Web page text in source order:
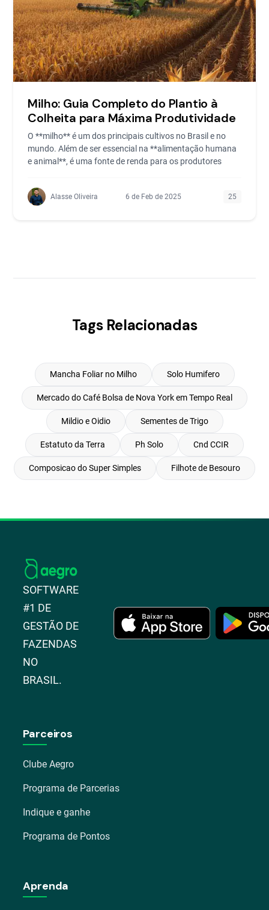
Milho: Guia Completo do Plantio à
Colheita para Máxima Produtividade
O **milho** é um dos principais cultivos no Brasil e no
mundo. Além de ser essencial na **alimentação humana
e animal**, é uma fonte de renda para os produtores
Alasse Oliveira 6 de Feb de 2025 25
Tags Relacionadas
Mancha Foliar no Milho Solo Humifero
Mercado do Café Bolsa de Nova York em Tempo Real
Mildio e Oidio Sementes de Trigo
Estatuto da Terra Ph Solo Cnd CCIR
Composicao do Super Simples Filhote de Besouro
SOFTWARE
#1 DE
GESTÃO DE
FAZENDAS
NO
BRASIL.
Parceiros
Clube Aegro
Programa de Parcerias
Indique e ganhe
Programa de Pontos
Aprenda